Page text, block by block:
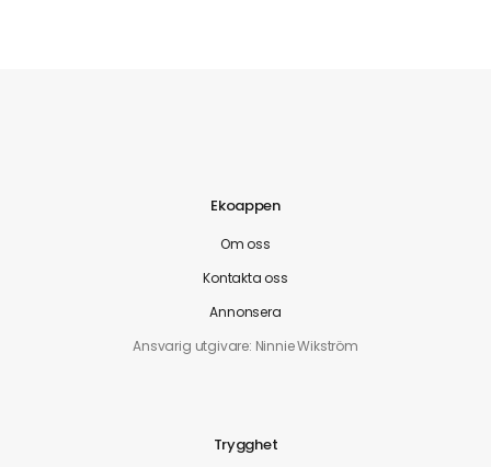
Ekoappen
Om oss
Kontakta oss
Annonsera
Ansvarig utgivare: Ninnie Wikström
Trygghet